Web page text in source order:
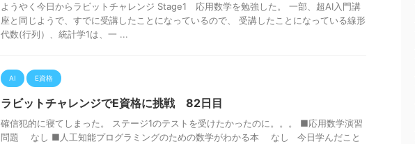
ようやく今日からラビットチャレンジ Stage1 応用数学を勉強した。 一部、超AI入門講
座と同じようで、すでに受講したことになっているので、 受講したことになっている線形
代数(行列）、統計学1は、一 ...
AI E資格
ラビットチャレンジでE資格に挑戦 82日目
確信犯的に寝てしまった。 ステージ1のテストを受けたかったのに。。。 ■応用数学演習
問題 なし ■人工知能プログラミングのための数学がわかる本 なし 今日学んだこと